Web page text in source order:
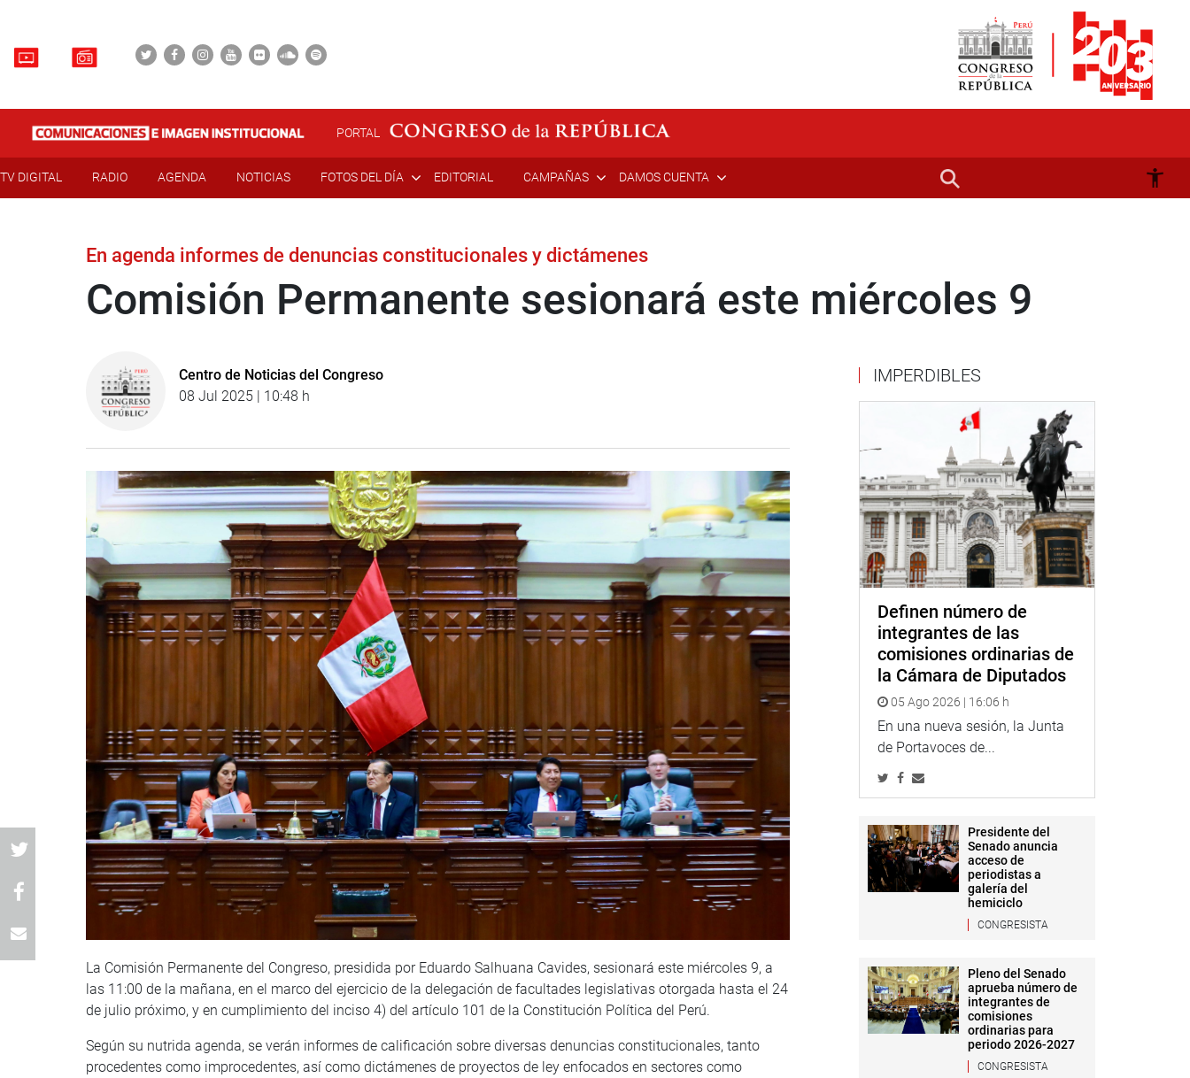
PORTAL
TV DIGITAL RADIO AGENDA NOTICIAS FOTOS DEL DÍA EDITORIAL CAMPAÑAS DAMOS CUENTA
En agenda informes de denuncias constitucionales y dictámenes
Comisión Permanente sesionará este miércoles 9
Centro de Noticias del Congreso
08 Jul 2025 | 10:48 h
La Comisión Permanente del Congreso, presidida por Eduardo Salhuana Cavides, sesionará este miércoles 9, a
las 11:00 de la mañana, en el marco del ejercicio de la delegación de facultades legislativas otorgada hasta el 24
de julio próximo, y en cumplimiento del inciso 4) del artículo 101 de la Constitución Política del Perú.
Según su nutrida agenda, se verán informes de calificación sobre diversas denuncias constitucionales, tanto
procedentes como improcedentes, así como dictámenes de proyectos de ley enfocados en sectores como
IMPERDIBLES
Definen número de
integrantes de las
comisiones ordinarias de
la Cámara de Diputados
05 Ago 2026 | 16:06 h
En una nueva sesión, la Junta
de Portavoces de...
Presidente del
Senado anuncia
acceso de
periodistas a
galería del
hemiciclo
CONGRESISTA
Pleno del Senado
aprueba número de
integrantes de
comisiones
ordinarias para
periodo 2026-2027
CONGRESISTA